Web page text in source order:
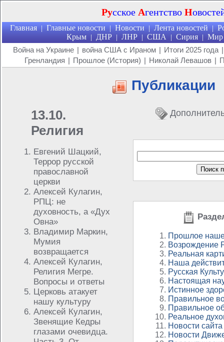
Русское Агентство Н
Главная | Главные новости | Новости | Лента новостей |
Крым | ДНР | ЛНР | США | Сирия | Мир
Война на Украине | война США с Ираном | Итоги 2025 года |
Гренландия | Прошлое (История) | Николай Левашов |
Публикации
13.10.
Религия
Евгений Шацкий,
Террор русской
православной
церкви
Алексей Кулагин,
РПЦ: не
духовность, а «Дух
Овна»
Владимир Маркин,
Мумия
возвращается
Алексей Кулагин,
Религия Мегре.
Вопросы и ответы
Церковь атакует
нашу культуру
Алексей Кулагин,
Звенящие Кедры
глазами очевидца.
Прошлое
Возрождение
Реальная
Наша
Русская
Настоящая
Истинное
Правильное
Правильное
Реальное
Новости
Новости